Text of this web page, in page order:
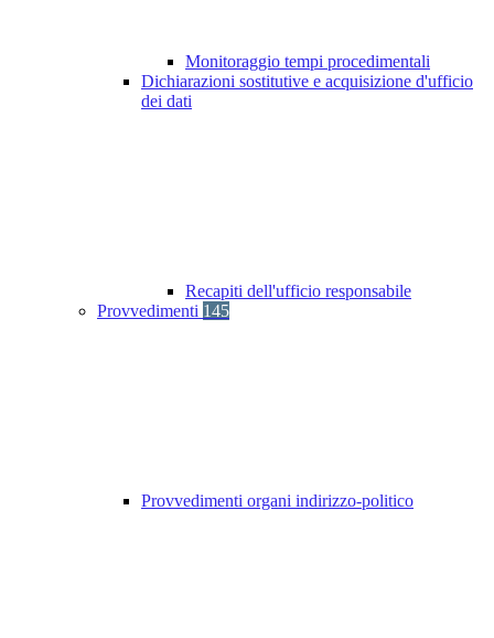
Monitoraggio tempi procedimentali
Dichiarazioni sostitutive e acquisizione d'ufficio
dei dati
Recapiti dell'ufficio responsabile
Provvedimenti 145
Provvedimenti organi indirizzo-politico